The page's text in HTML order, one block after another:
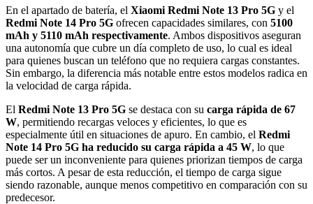
En el apartado de batería, el Xiaomi Redmi Note 13 Pro 5G y el
Redmi Note 14 Pro 5G ofrecen capacidades similares, con 5100
mAh y 5110 mAh respectivamente. Ambos dispositivos aseguran
una autonomía que cubre un día completo de uso, lo cual es ideal
para quienes buscan un teléfono que no requiera cargas constantes.
Sin embargo, la diferencia más notable entre estos modelos radica en
la velocidad de carga rápida.
El Redmi Note 13 Pro 5G se destaca con su carga rápida de 67
W, permitiendo recargas veloces y eficientes, lo que es
especialmente útil en situaciones de apuro. En cambio, el Redmi
Note 14 Pro 5G ha reducido su carga rápida a 45 W, lo que
puede ser un inconveniente para quienes priorizan tiempos de carga
más cortos. A pesar de esta reducción, el tiempo de carga sigue
siendo razonable, aunque menos competitivo en comparación con su
predecesor.